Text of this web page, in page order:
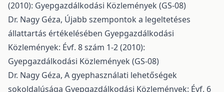
(2010): Gyepgazdálkodási Közlemények (GS-08)
Dr. Nagy Géza, Újabb szempontok a legeltetéses
állattartás értékelésében Gyepgazdálkodási
Közlemények: Évf. 8 szám 1-2 (2010):
Gyepgazdálkodási Közlemények (GS-08)
Dr. Nagy Géza, A gyephasználati lehetőségek
sokoldalúsága Gyepgazdálkodási Közlemények: Évf. 6